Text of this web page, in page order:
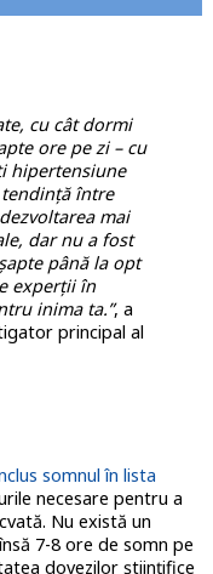
cu cât dormi
ore pe zi – cu
hipertensiune
între
mai
dar nu a fost
până la opt
experții în
inima ta.”, a
principal al
somnul în lista
necesare pentru a
Nu există un
7-8 ore de somn pe
dovezilor ştiinţifice